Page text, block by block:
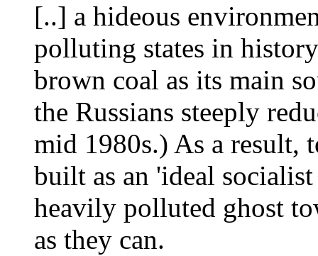
[..] a hideous
polluting states in
brown coal as its main
the Russians steeply
mid 1980s.) As a result,
built as an 'ideal
heavily polluted ghost
as they can.